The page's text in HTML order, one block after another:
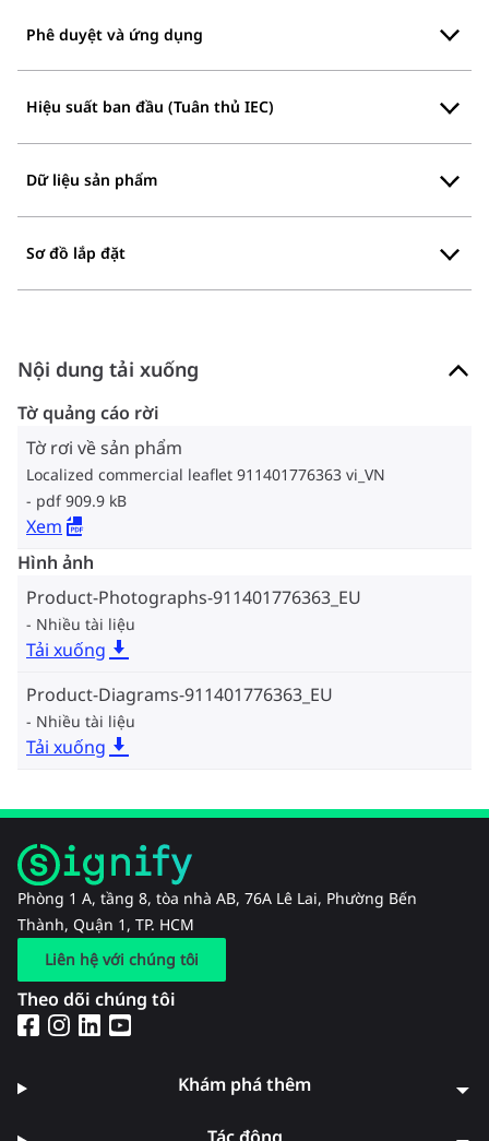
Phê duyệt và ứng dụng
Hiệu suất ban đầu (Tuân thủ IEC)
Dữ liệu sản phẩm
Sơ đồ lắp đặt
Nội dung tải xuống
Tờ quảng cáo rời
Tờ rơi về sản phẩm
Localized commercial leaflet 911401776363 vi_VN
pdf 909.9 kB
Xem
Hình ảnh
Product-Photographs-911401776363_EU
Nhiều tài liệu
Tải xuống
Product-Diagrams-911401776363_EU
Nhiều tài liệu
Tải xuống
Phòng 1 A, tầng 8, tòa nhà AB, 76A Lê Lai, Phường Bến
Thành, Quận 1, TP. HCM
Liên hệ với chúng tôi
Theo dõi chúng tôi
Khám phá thêm